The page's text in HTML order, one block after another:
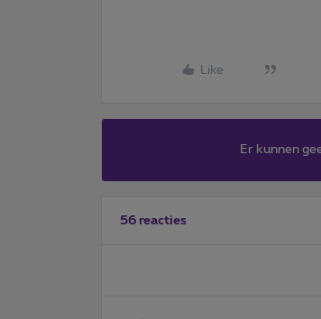
Like
Er kunnen
56 reacties